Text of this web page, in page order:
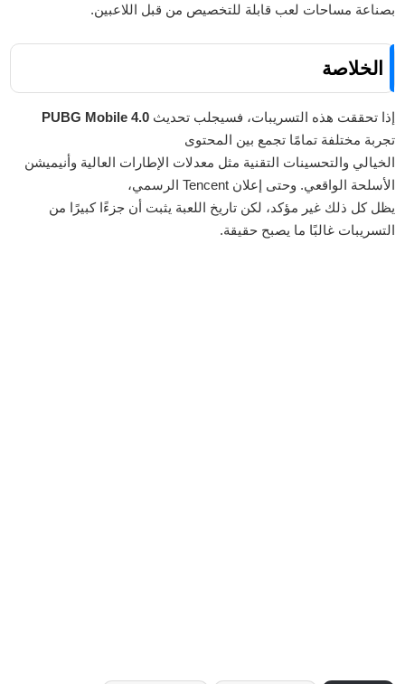
بصناعة مساحات لعب قابلة للتخصيص من قبل اللاعبين.
الخلاصة
إذا تحققت هذه التسريبات، فسيجلب تحديث PUBG Mobile 4.0
تجربة مختلفة تمامًا تجمع بين المحتوى
الخيالي والتحسينات التقنية مثل معدلات الإطارات العالية وأنيميشن
الأسلحة الواقعي. وحتى إعلان Tencent الرسمي،
يظل كل ذلك غير مؤكد، لكن تاريخ اللعبة يثبت أن جزءًا كبيرًا من
التسريبات غالبًا ما يصبح حقيقة.